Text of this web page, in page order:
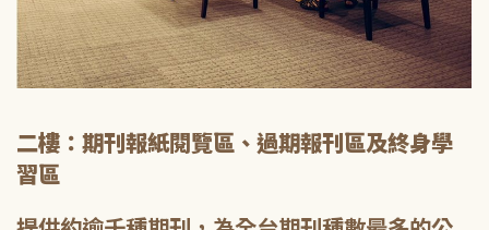
二樓：期刊報紙閱覽區、過期報刊區及終身學
習區